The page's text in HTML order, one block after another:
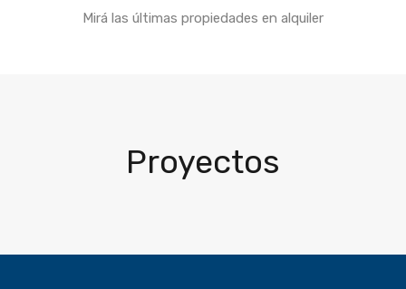
Mirá las últimas propiedades en alquiler
Proyectos